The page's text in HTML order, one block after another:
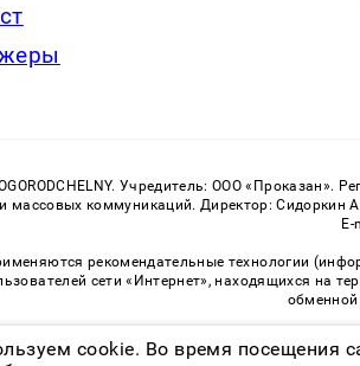
Учредитель: ООО
массовых коммуникаций. Директор: Сидоркин
рекомендательные технологии
сети «Интернет», находящихся на
cookie. Во время посещения